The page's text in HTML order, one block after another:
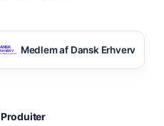
Medlem af Dansk Erhverv
Produiter